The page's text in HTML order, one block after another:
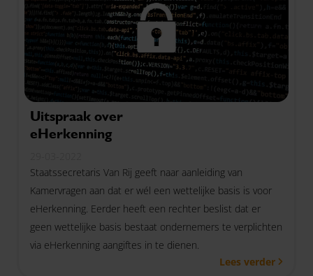
Uitspraak over
eHerkenning
Staatssecretaris Van Rij geeft naar aanleiding van
Kamervragen aan dat er wél een wettelijke basis is voor
eHerkenning. Eerder heeft een rechter beslist dat er
geen wettelijke basis bestaat ondernemers te verplichten
via eHerkenning aangiftes in te dienen.
Lees verder